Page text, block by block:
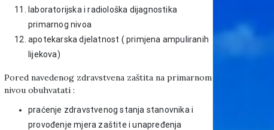
laboratorijska i radiološka dijagnostika
primarnog nivoa
apotekarska djelatnost ( primjena ampuliranih
lijekova)
Pored navedenog zdravstvena zaštita na primarnom
nivou obuhvatati :
praćenje zdravstvenog stanja stanovnika i
provođenje mjera zaštite i unapređenja